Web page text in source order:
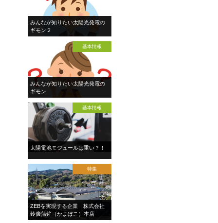
みんなが知りたい太陽光発電の
ギモン２
基本情報
みんなが知りたい太陽光発電の
ギモン
基本情報
太陽電池モジュールは重い？！
特集
ZEBを実現する企業 株式会社
鈴廣蒲鉾（かまぼこ）本店